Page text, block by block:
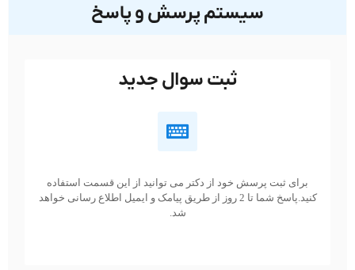
سیستم پرسش و پاسخ
ثبت سوال جدید
برای ثبت پرسش خود از دکتر می توانید از این قسمت استفاده
کنید.پاسخ شما تا 2 روز از طریق پیامک و ایمیل اطلاع رسانی خواهد
شد.